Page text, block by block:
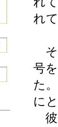
れ
そ
号
た
に
彼